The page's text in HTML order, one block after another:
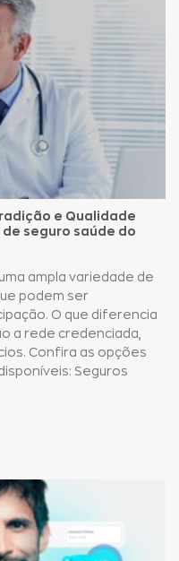
e Qualidade
seguro saúde do
ampla variedade de
podem ser
O que diferencia
a rede credenciada,
Confira as opções
Seguros